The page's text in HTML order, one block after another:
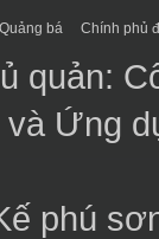
bá Chính phủ
quản:
và Ứng
phú